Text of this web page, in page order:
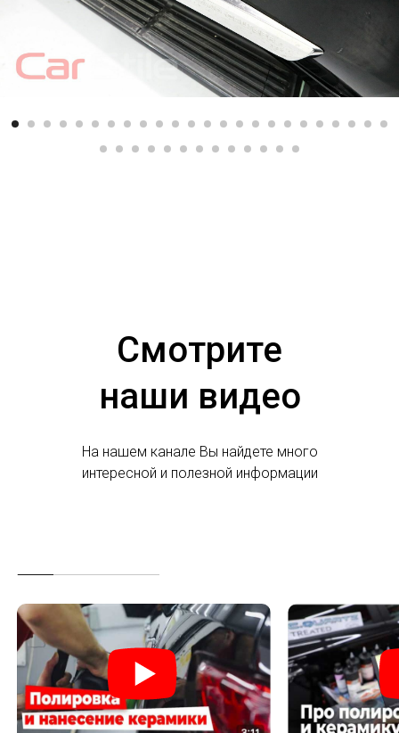
Смотрите
наши видео
На нашем канале Вы найдете много
интересной и полезной информации